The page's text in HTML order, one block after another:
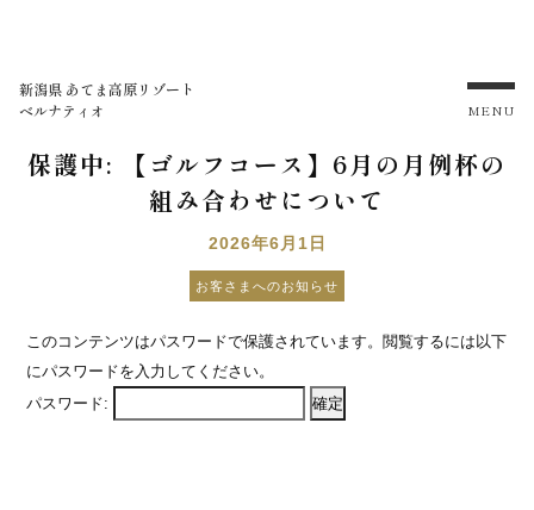
新潟県 あてま高原リゾート
ベルナティオ
MENU
保護中: 【ゴルフコース】6月の月例杯の
組み合わせについて
2026年6月1日
お客さまへのお知らせ
このコンテンツはパスワードで保護されています。閲覧するには以下
にパスワードを入力してください。
パスワード: